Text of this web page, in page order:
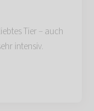
Tier – auch
intensiv.